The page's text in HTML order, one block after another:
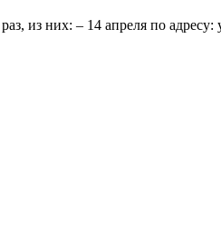
из них: – 14 апреля по